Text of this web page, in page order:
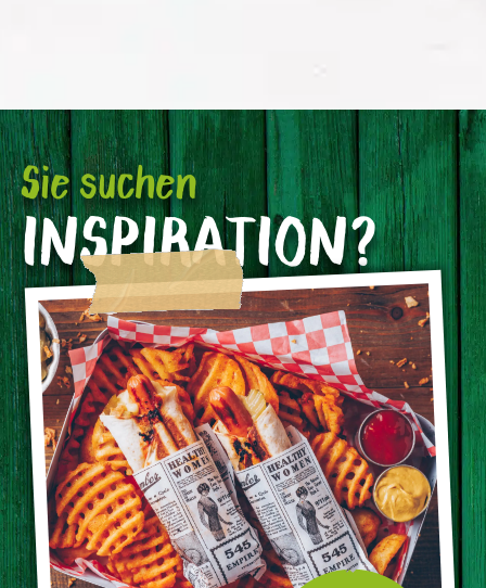
Sie suchen
INSPIRATION?